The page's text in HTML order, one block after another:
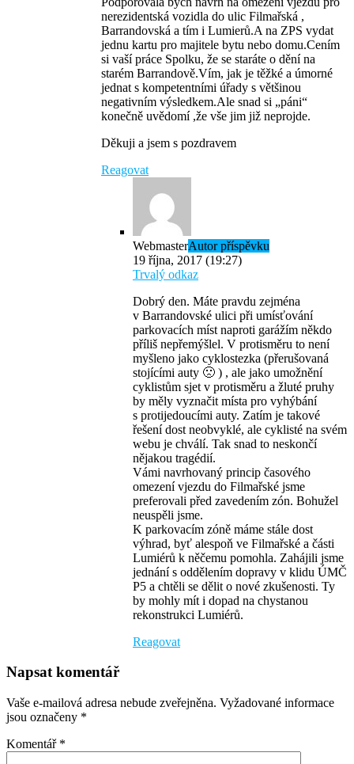
nerezidentská vozidla do ulic Filmařská ,
Barrandovská a tím i Lumierů.A na ZPS vydat
jednu kartu pro majitele bytu nebo domu.Cením
si vaší práce Spolku, že se staráte o dění na
starém Barrandově.Vím, jak je těžké a úmorné
jednat s kompetentními úřady s většinou
negativním výsledkem.Ale snad si „páni“
konečně uvědomí ,že vše jim již neprojde.
Děkuji a jsem s pozdravem
Reagovat
WebmasterAutor příspěvku
19 října, 2017 (19:27)
Trvalý odkaz
Dobrý den. Máte pravdu zejména
v Barrandovské ulici při umísťování
parkovacích míst naproti garážím někdo
příliš nepřemýšlel. V protisměru to není
myšleno jako cyklostezka (přerušovaná
stojícími auty 🙁 ) , ale jako umožnění
cyklistům sjet v protisměru a žluté pruhy
by měly vyznačit místa pro vyhýbání
s protijedoucími auty. Zatím je takové
řešení dost neobvyklé, ale cyklisté na svém
webu je chválí. Tak snad to neskončí
nějakou tragédií.
Vámi navrhovaný princip časového
omezení vjezdu do Filmařské jsme
preferovali před zavedením zón. Bohužel
neuspěli jsme.
K parkovacím zóně máme stále dost
výhrad, byť alespoň ve Filmařské a části
Lumiérů k něčemu pomohla. Zahájili jsme
jednání s oddělením dopravy v klidu ÚMČ
P5 a chtěli se dělit o nové zkušenosti. Ty
by mohly mít i dopad na chystanou
rekonstrukci Lumiérů.
Reagovat
Napsat komentář
Vaše e-mailová adresa nebude zveřejněna. Vyžadované informace
jsou označeny *
Komentář *